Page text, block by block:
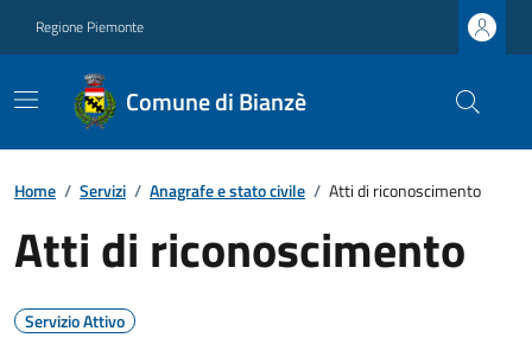
Regione Piemonte
Comune di Bianzè
Home / Servizi / Anagrafe e stato civile / Atti di riconoscimento
Atti di riconoscimento
Servizio Attivo